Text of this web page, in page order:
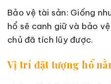
Bảo vệ tài sản: Giống
hổ sẽ canh giữ và bảo
chủ đã tích lũy được.
Vị trí đặt tượng hổ